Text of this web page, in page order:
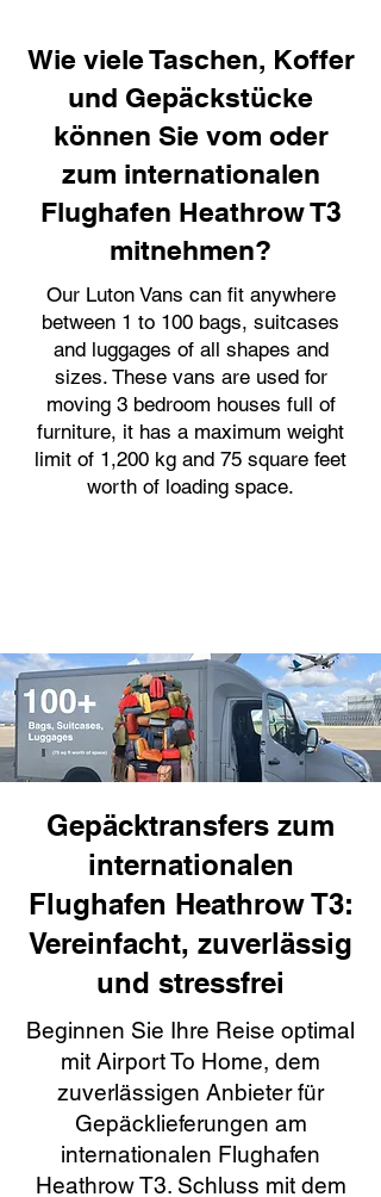
Wie viele Taschen, Koffer
und Gepäckstücke
können Sie vom oder
zum internationalen
Flughafen Heathrow T3
mitnehmen?
Our Luton Vans can fit anywhere
between 1 to 100 bags, suitcases
and luggages of all shapes and
sizes. These vans are used for
moving 3 bedroom houses full of
furniture, it has a maximum weight
limit of 1,200 kg and 75 square feet
worth of loading space.
Gepäcktransfers zum
internationalen
Flughafen Heathrow T3:
Vereinfacht, zuverlässig
und stressfrei
Beginnen Sie Ihre Reise optimal
mit Airport To Home, dem
zuverlässigen Anbieter für
Gepäcklieferungen am
internationalen Flughafen
Heathrow T3. Schluss mit dem